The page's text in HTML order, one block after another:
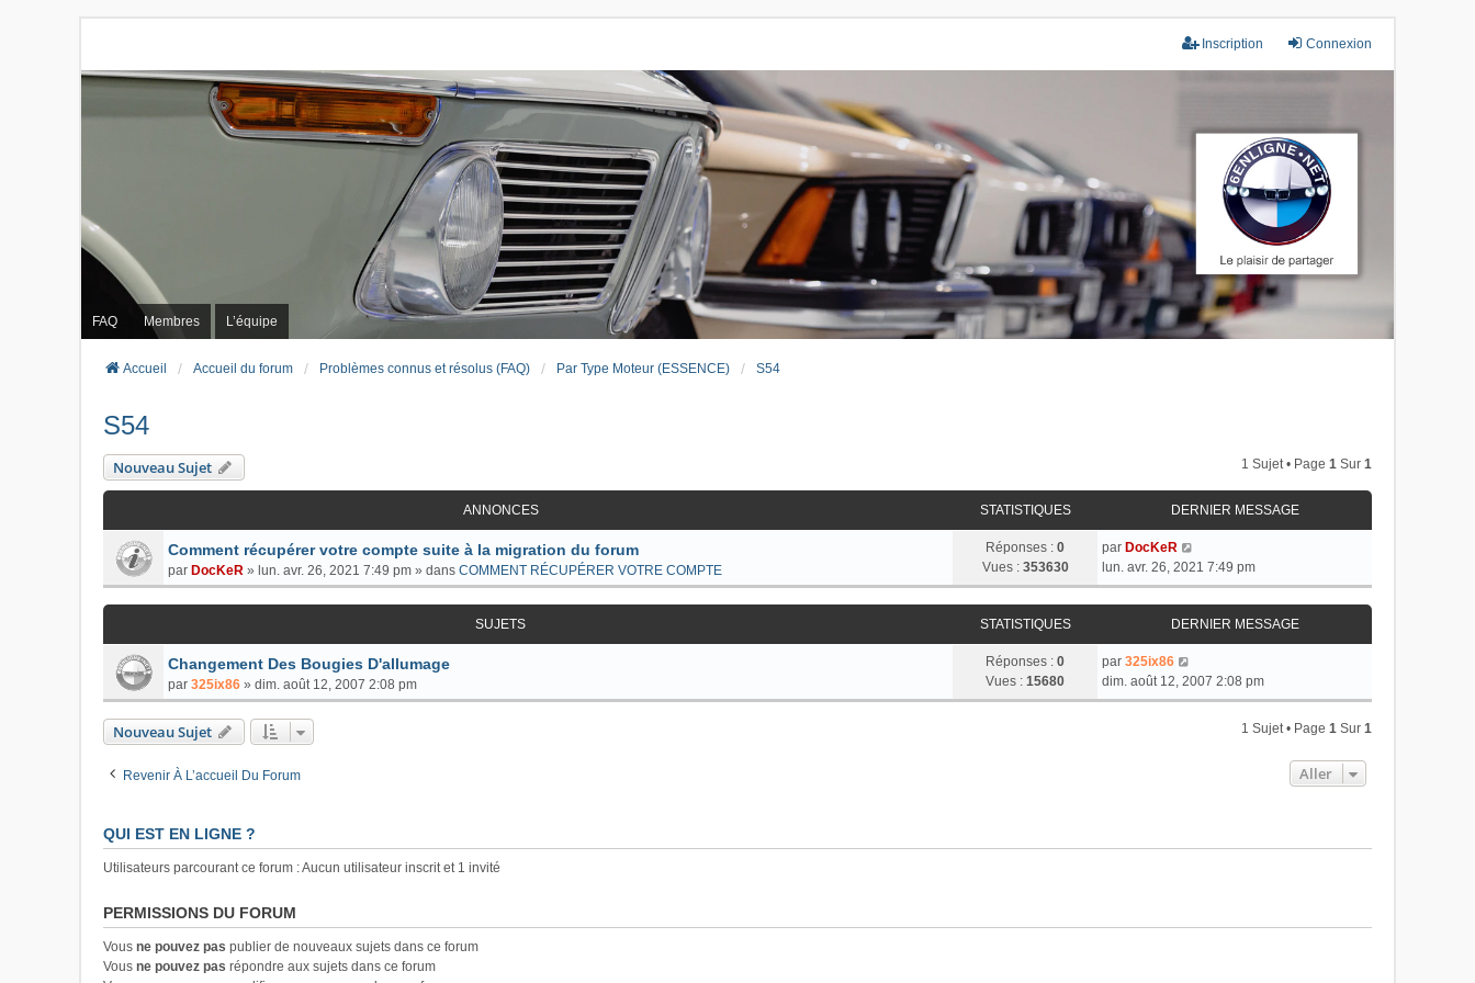
Connexion
Inscription
FAQ Membres L’équipe
Accueil Accueil du forum Problèmes connus et résolus (FAQ) Par Type Moteur (ESSENCE) S54
S54
Nouveau Sujet 1 Sujet • Page 1 Sur 1
ANNONCES STATISTIQUES DERNIER MESSAGE
Comment récupérer votre compte suite à la migration du forum
par DocKeR » lun. avr. 26, 2021 7:49 pm » dans COMMENT RÉCUPÉRER VOTRE COMPTE
Réponses : 0
Vues : 353630
par DocKeR
lun. avr. 26, 2021 7:49 pm
SUJETS STATISTIQUES DERNIER MESSAGE
Changement Des Bougies D'allumage
par 325ix86 » dim. août 12, 2007 2:08 pm
Réponses : 0
Vues : 15680
par 325ix86
dim. août 12, 2007 2:08 pm
Nouveau Sujet 1 Sujet • Page 1 Sur 1
Revenir À L’accueil Du Forum Aller
QUI EST EN LIGNE ?
Utilisateurs parcourant ce forum : Aucun utilisateur inscrit et 1 invité
PERMISSIONS DU FORUM
Vous ne pouvez pas publier de nouveaux sujets dans ce forum
Vous ne pouvez pas répondre aux sujets dans ce forum